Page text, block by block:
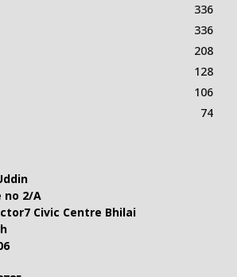
336
336
208
128
106
74
no 2/A
Civic Centre Bhilai